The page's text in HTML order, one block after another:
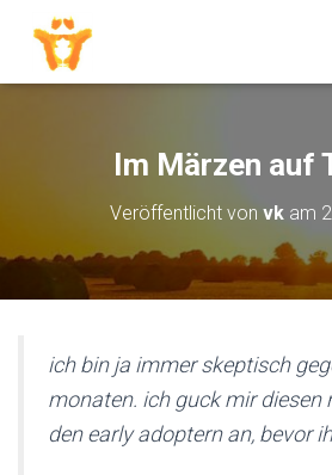
Im Märzen auf
Veröffentlicht von vk am
ich bin ja immer skeptisch
monaten. ich guck mir diesen
den early adoptern an, bevor